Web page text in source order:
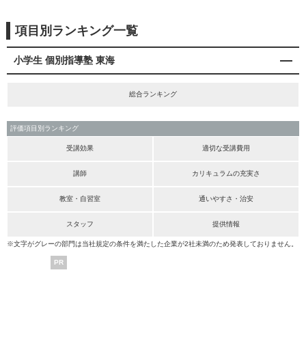
項目別ランキング一覧
小学生 個別指導塾 東海
総合ランキング
評価項目別ランキング
受講効果 適切な受講費用
講師 カリキュラムの充実さ
教室・自習室 通いやすさ・治安
スタッフ 提供情報
※文字がグレーの部門は当社規定の条件を満たした企業が2社未満のため発表しておりません。
PR